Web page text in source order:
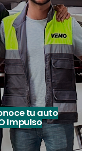
tu auto
Impulso